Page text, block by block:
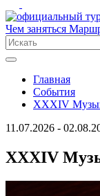
Чем заняться
Главная
События
XXXIV
11.07.2026 -
XXXIV